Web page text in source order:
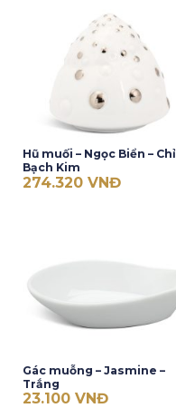
Hũ muối – Ngọc Biển – Chỉ
Bạch Kim
274.320 VNĐ
Gác muỗng – Jasmine –
Trắng
23.100 VNĐ